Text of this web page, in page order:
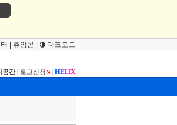
츄잉콘 다크모드
공간| 로고신청N | HELIX